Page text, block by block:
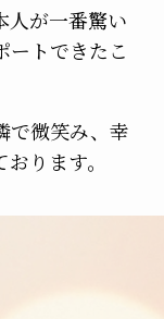
人が一番驚い
ートできたこ
で微笑み、幸
ります。